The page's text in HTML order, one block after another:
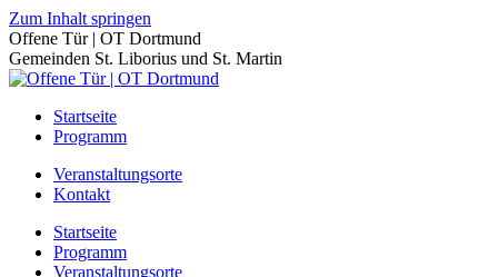
Zum Inhalt springen
Offene Tür | OT Dortmund
Gemeinden St. Liborius und St. Martin
Startseite
Programm
Veranstaltungsorte
Kontakt
Startseite
Programm
Veranstaltungsorte